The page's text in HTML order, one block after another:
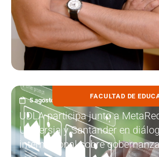
FACULTAD DE
5 agosto, 2026
UDLA participa junto a
Universia y Santander en
internacional sobre